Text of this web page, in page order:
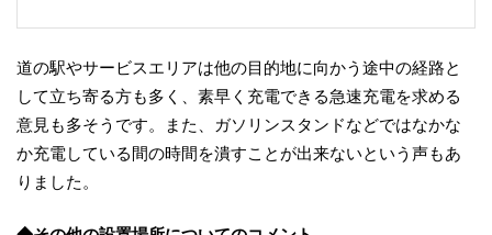
道の駅やサービスエリアは他の目的地に向かう途中の経路と
して立ち寄る方も多く、素早く充電できる急速充電を求める
意見も多そうです。また、ガソリンスタンドなどではなかな
か充電している間の時間を潰すことが出来ないという声もあ
りました。